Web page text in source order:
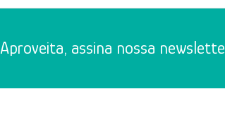
Aproveita, assina nossa